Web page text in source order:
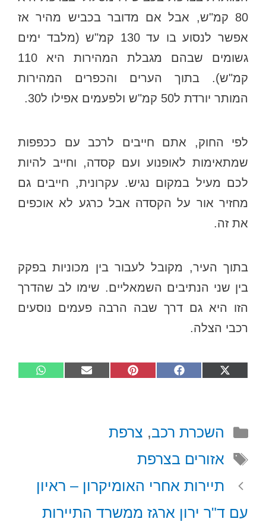
80 קמ"ש, אבל אם מדובר בכביש מהיר אז
אפשר לנסוע בו עד 130 קמ"ש (מלבד ימים
גשומים שבהם מגבלת המהירות היא 110
קמ"ש). בתוך הערים והכפרים המהירות
המותר יורדת ל50 קמ"ש ולפעמים אפילו ל30.
לפי החוק, אתם חייבים לרכב עם ככפפות
שמתאימות לאופנוע ועם קסדה, וחייב להיות
לכם מעיל במקום נגיש. עקרונית, חייבים גם
מחזיר אור על הקסדה אבל כרגע לא אוכפים
את זה.
בתוך העיר, מקובל לעבור בין מכוניות בפקק
בין שני הנתיבים השמאליים. שימו לב שהדרך
הזו היא גם דרך שבה הרבה פעמים נוסעים
רכבי הצלה.
Share
X
i
t
t
e
r
)
Share
F
b
o
o
k
Share
P
e
s
t
Share
E
Share
W
p
קטגוריות
השכרת רכב, צרפת
תגיות
אזורים בצרפת
תיירות אחרי האומיקרון – ראיון
עם ד"ר ירון ארגז ממשרד התיירות